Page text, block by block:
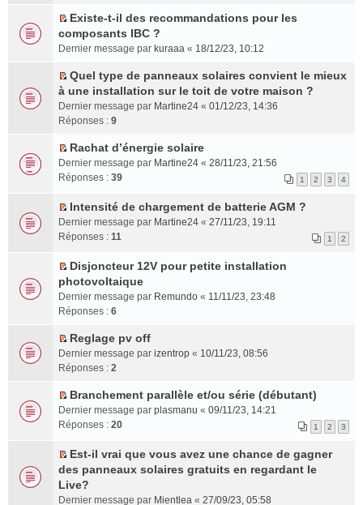
es
e
e
s
c
n
t
o
n
l
e
p
l
s
r
é
e
n
t
a
o
n
l
u
e
p
l
s
r
é
e
n
m
e
s
a
g
e
n
n
l
u
e
p
l
s
r
é
c
n
t
e
m
s
g
e
n
n
l
u
e
p
u
s
é
c
n
t
s
e
r
l
e
e
s
s
g
e
n
n
l
l
p
l
u
é
c
n
t
C
o
s
u
l
t
l
e
e
s
s
g
e
n
o
u
l
p
l
u
é
c
e
Existe-t-il des recommandations pour les
composants IBC ?
Dernier message par kuraaa « 18/12/23, 10:12
C
o
n
u
l
t
l
e
e
s
a
e
n
o
u
l
p
l
u
s
Quel type de panneaux solaires convient le mieux
à une installation sur le toit de votre maison ?
Dernier message par Martine24 « 01/12/23, 14:36
Réponses : 9
C
o
s
u
l
e
r
e
m
e
s
s
g
e
n
n
l
u
Rachat d’énergie solaire
Dernier message par Martine24 « 28/11/23, 21:56
Réponses : 39 1 2 3 4
C
o
s
u
t
l
e
e
s
s
g
e
n
o
Intensité de chargement de batterie AGM ?
Dernier message par Martine24 « 27/11/23, 19:11
Réponses : 11 1 2
C
o
n
u
l
t
l
e
e
s
s
a
Disjoncteur 12V pour petite installation
photovoltaique
Dernier message par Remundo « 11/11/23, 23:48
Réponses : 6
C
o
s
u
l
e
r
l
e
Reglage pv off
Dernier message par izentrop « 10/11/23, 08:56
Réponses : 2
C
o
s
l
Branchement parallèle et/ou série (débutant)
Dernier message par plasmanu « 09/11/23, 14:21
Réponses : 20 1 2 3
C
o
Est-il vrai que vous avez une chance de gagner
des panneaux solaires gratuits en regardant le
Live?
Dernier message par Mientlea « 27/09/23, 05:58